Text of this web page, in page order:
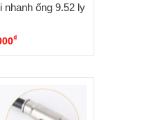
nhanh ống 9.52 ly
₫